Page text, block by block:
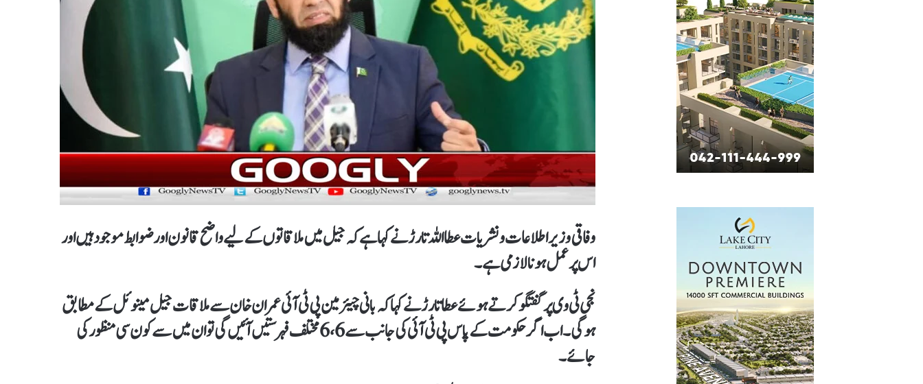
وفاقی وزیر اطلاعات و نشریات عطااللہ تارڑ نے کہا ہے کہ جیل میں ملاقاتوں کے لیے واضح قانون اور ضوابط موجود ہیں اور
اس پر عمل ہونا لازمی ہے۔
نجی ٹی وی پر گفتگو کرتے ہوئے عطا تارڑ نے کہا کہ بانی چیئرمین پی ٹی آئی عمران خان سے ملاقات جیل مینوئل کے مطابق
ہوگی۔ اب اگر حکومت کے پاس پی ٹی آئی کی جانب سے 6،6 مختلف فہرستیں آئیں گی تو ان میں سے کون سی منظور کی
جائے۔